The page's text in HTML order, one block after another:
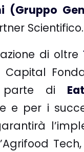
(Gruppo
Scientifico.
di oltre
Capital
parte di
e per i